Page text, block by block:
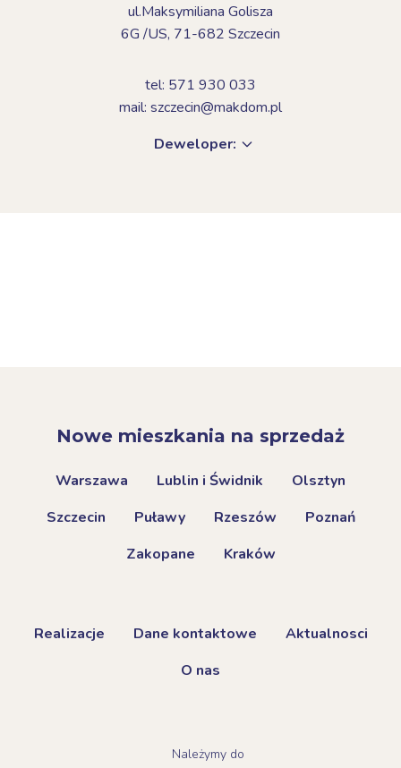
ul.Maksymiliana Golisza
6G /US, 71-682 Szczecin
tel: 571 930 033
mail: szczecin@makdom.pl
Deweloper:
Nowe mieszkania na sprzedaż
Warszawa Lublin i Świdnik
Olsztyn
Szczecin
Puławy Rzeszów
Poznań
Zakopane
Kraków
Realizacje Dane kontaktowe
Aktualnosci
O nas
Należymy do